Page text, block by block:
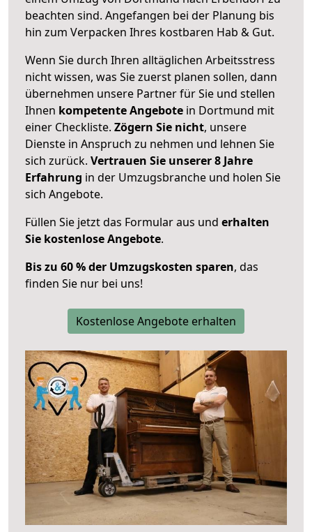
beachten sind. Angefangen bei der Planung bis
hin zum Verpacken Ihres kostbaren Hab & Gut.
Wenn Sie durch Ihren alltäglichen Arbeitsstress
nicht wissen, was Sie zuerst planen sollen, dann
übernehmen unsere Partner für Sie und stellen
Ihnen kompetente Angebote in Dortmund mit
einer Checkliste. Zögern Sie nicht, unsere
Dienste in Anspruch zu nehmen und lehnen Sie
sich zurück. Vertrauen Sie unserer 8 Jahre
Erfahrung in der Umzugsbranche und holen Sie
sich Angebote.
Füllen Sie jetzt das Formular aus und erhalten
Sie kostenlose Angebote.
Bis zu 60 % der Umzugskosten sparen, das
finden Sie nur bei uns!
Kostenlose Angebote erhalten